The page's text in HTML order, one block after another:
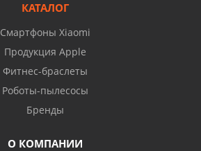
КАТАЛОГ
Смартфоны Xiaomi
Продукция Apple
Фитнес-браслеты
Роботы-пылесосы
Бренды
О КОМПАНИИ